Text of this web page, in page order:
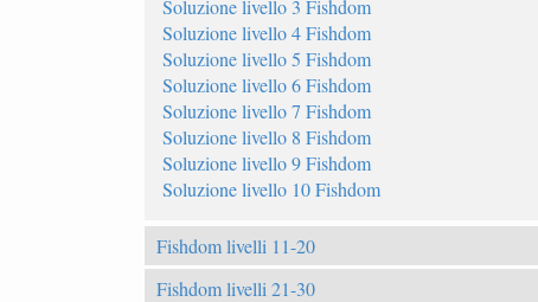
Soluzione livello 3 Fishdom
Soluzione livello 4 Fishdom
Soluzione livello 5 Fishdom
Soluzione livello 6 Fishdom
Soluzione livello 7 Fishdom
Soluzione livello 8 Fishdom
Soluzione livello 9 Fishdom
Soluzione livello 10 Fishdom
Fishdom livelli 11-20
Fishdom livelli 21-30